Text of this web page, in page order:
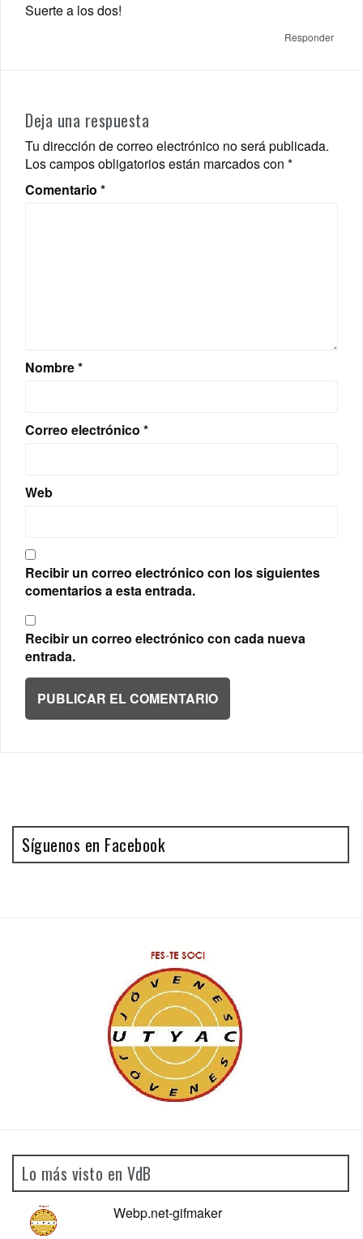
Suerte a los dos!
Responder
Deja una respuesta
Tu dirección de correo electrónico no será publicada.
Los campos obligatorios están marcados con *
Comentario *
Nombre*
Correo electrónico *
Web
Recibir un correo electrónico con los siguientes
comentarios a esta entrada.
Recibir un correo electrónico con cada nueva
entrada.
Síguenos en Facebook
Lo más visto en VdB
Webp.net-gifmaker